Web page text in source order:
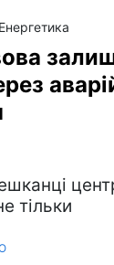
Енергетика
тільки